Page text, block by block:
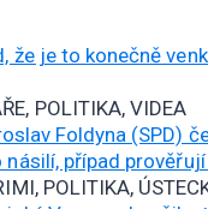
že je to konečně
POLITIKA, VIDEA
Foldyna (SPD)
násilí, případ
POLITIKA,